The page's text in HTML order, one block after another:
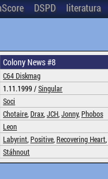
DSPD literatura
Colony News #8
C64 Diskmag
1.11.1999 /Singular
Soci
Chotaire Drax JCH Jonny, Phobos
Leon
Labyrint Positive Recovering Heart
Stáhnout